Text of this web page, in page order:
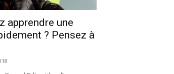
apprendre une
? Pensez à